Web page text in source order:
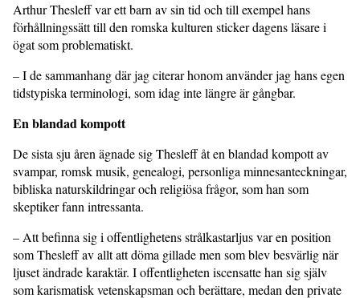
Arthur Thesleff var ett barn av sin tid och till exempel hans
förhållningssätt till den romska kulturen sticker dagens läsare i
ögat som problematiskt.
– I de sammanhang där jag citerar honom använder jag hans egen
tidstypiska terminologi, som idag inte längre är gångbar.
En blandad kompott
De sista sju åren ägnade sig Thesleff åt en blandad kompott av
svampar, romsk musik, genealogi, personliga minnesanteckningar,
bibliska naturskildringar och religiösa frågor, som han som
skeptiker fann intressanta.
– Att befinna sig i offentlighetens strålkastarljus var en position
som Thesleff av allt att döma gillade men som blev besvärlig när
ljuset ändrade karaktär. I offentligheten iscensatte han sig själv
som karismatisk vetenskapsman och berättare, medan den private